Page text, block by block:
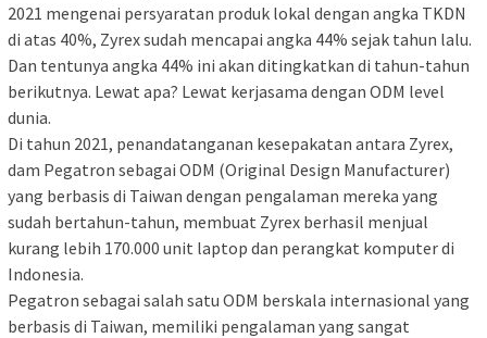
2021 mengenai persyaratan produk lokal dengan angka TKDN
di atas 40%, Zyrex sudah mencapai angka 44% sejak tahun lalu.
Dan tentunya angka 44% ini akan ditingkatkan di tahun-tahun
berikutnya. Lewat apa? Lewat kerjasama dengan ODM level
dunia.
Di tahun 2021, penandatanganan kesepakatan antara Zyrex,
dam Pegatron sebagai ODM (Original Design Manufacturer)
yang berbasis di Taiwan dengan pengalaman mereka yang
sudah bertahun-tahun, membuat Zyrex berhasil menjual
kurang lebih 170.000 unit laptop dan perangkat komputer di
Indonesia.
Pegatron sebagai salah satu ODM berskala internasional yang
berbasis di Taiwan, memiliki pengalaman yang sangat